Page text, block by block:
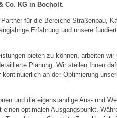
Co. KG in Bocholt.
für die Bereiche Straßenbau,
Erfahrung und unsere
bieten zu können, arbeiten
Planung. Wir stellen Ihnen
kontinuierlich an der Optimierung
und die eigenständige Aus- und
optimalen Ausgangspunkt.